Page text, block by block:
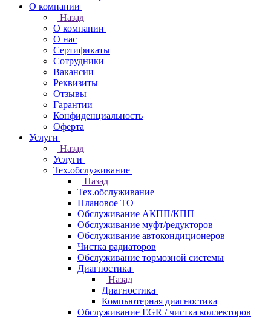
О компании
Назад
О компании
О нас
Сертификаты
Сотрудники
Вакансии
Реквизиты
Отзывы
Гарантии
Конфиденциальность
Оферта
Услуги
Назад
Услуги
Тех.обслуживание
Назад
Тех.обслуживание
Плановое ТО
Обслуживание АКПП/КПП
Обслуживание муфт/редукторов
Обслуживание автокондиционеров
Чистка радиаторов
Обслуживание тормозной системы
Диагностика
Назад
Диагностика
Компьютерная диагностика
Обслуживание EGR / чистка коллекторов